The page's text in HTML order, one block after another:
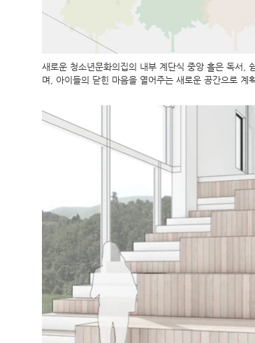
새로운 청소년문화의집의 내부 계단식 중앙 홀은 독서,
며, 아이들의 닫힌 마음을 열어주는 새로운 공간으로 계